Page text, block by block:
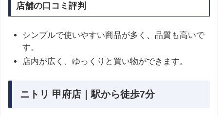
店舗の口コミ評判
シンプルで使いやすい商品が多く、品質も高いで
す。
店内が広く、ゆっくりと買い物ができます。
ニトリ 甲府店｜駅から徒歩7分